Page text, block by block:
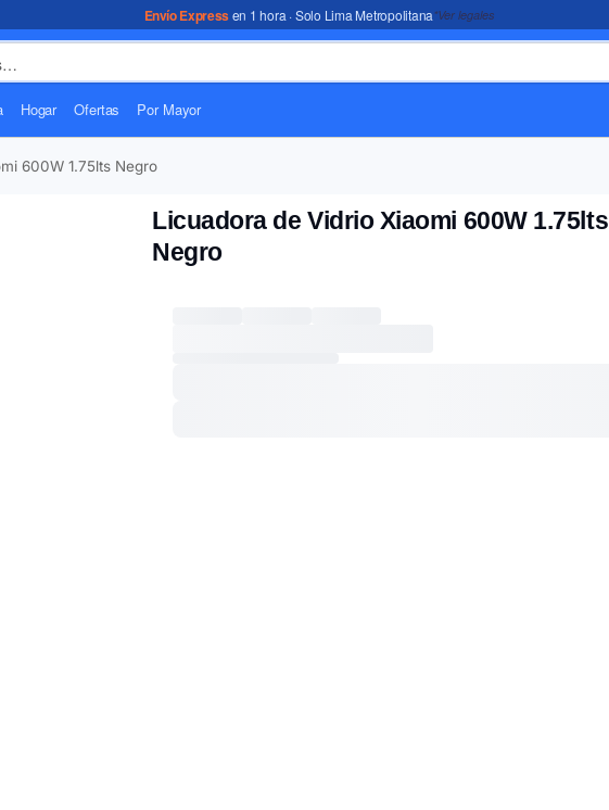
Envío Expressen 1 hora · Solo Lima Metropolitana*Ver legales
Hogar Ofertas Por Mayor
600W 1.75lts Negro
Licuadora de Vidrio Xiaomi 600W 1.75lts
Negro